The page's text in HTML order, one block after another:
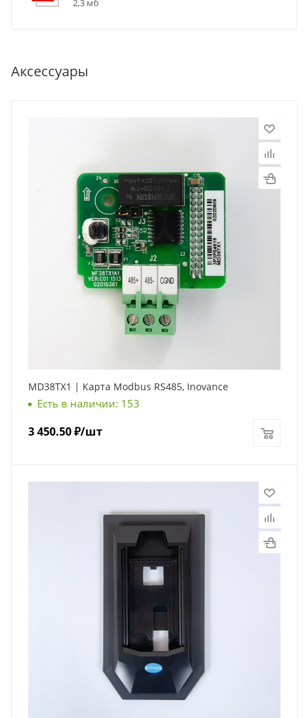
2,3 мб
Аксессуары
MD38TX1 | Карта Modbus RS485, Inovance
Есть в наличии: 153
3 450.50₽/шт